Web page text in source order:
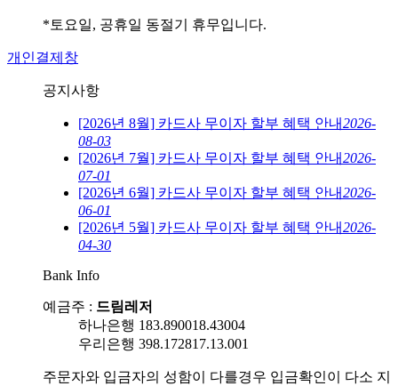
*토요일, 공휴일 동절기 휴무입니다.
개인결제창
공지사항
[2026년 8월] 카드사 무이자 할부 혜택 안내2026-
08-03
[2026년 7월] 카드사 무이자 할부 혜택 안내2026-
07-01
[2026년 6월] 카드사 무이자 할부 혜택 안내2026-
06-01
[2026년 5월] 카드사 무이자 할부 혜택 안내2026-
04-30
Bank Info
예금주 : 드림레저
하나은행 183.890018.43004
우리은행 398.172817.13.001
주문자와 입금자의 성함이 다를경우 입금확인이 다소 지